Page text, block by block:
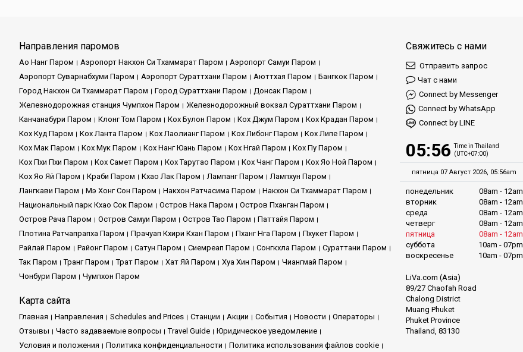
Направления паромов
Ао Нанг Паром Аэропорт Накхон Си Тхаммарат Паром
Аэропорт Самуи Паром
Аэропорт Суварнабхуми Паром
Аэропорт Сураттхани Паром Аюттхая Паром
Бангкок Паром
Город Накхон Си Тхаммарат Паром
Город Сураттхани Паром
Донсак Паром
Железнодорожная станция Чумпхон Паром
Железнодорожный вокзал Сураттхани Паром
Канчанабури Паром
Клонг Том Паром Кох Булон Паром Кох Джум Паром
Кох Крадан Паром
Кох Куд Паром
Кох Ланта Паром Кох Лаолианг Паром Кох Либонг Паром
Кох Липе Паром
Кох Мак Паром
Кох Мук Паром Кох Нанг Юань Паром Кох Нгай Паром
Кох Пу Паром
Кох Пхи Пхи Паром
Кох Самет Паром Кох Тарутао Паром Кох Чанг Паром
Кох Яо Ной Паром
Кох Яо Яй Паром
Краби Паром Кхао Лак Паром Лампанг Паром
Лампхун Паром
Лангкави Паром
Мэ Хонг Сон Паром Накхон Ратчасима Паром
Накхон Си Тхаммарат Паром
Национальный парк Кхао Сок Паром
Остров Нака Паром
Остров Пханган Паром
Остров Рача Паром
Остров Самуи Паром Остров Тао Паром
Паттайя Паром
Плотина Ратчапрапха Паром
Прачуап Кхири Кхан Паром Пханг Нга Паром
Пхукет Паром
Райлай Паром
Районг Паром Сатун Паром Сиемреап Паром Сонгкхла Паром
Сураттани Паром
Так Паром
Транг Паром Трат Паром Хат Яй Паром Хуа Хин Паром
Чиангмай Паром
Чонбури Паром
Чумпхон Паром
Карта сайта
Главная Направления Schedules and Prices Cтанции Акции События Новости
Операторы
Отзывы
Часто задаваемые вопросы Travel Guide
Юридическое уведомление
Условия и положения
Политика конфиденциальности Политика использования файлов cookie
Свяжитесь с нами
Отправить запрос
Чат с нами
Connect by Messenger
Connect by WhatsApp
Connect by LINE
05:56 Time in Thailand
(UTC+07:00)
пятница 07 Август 2026, 05:56am
понедельник
08am - 12am
вторник
08am - 12am
среда
08am - 12am
четверг
08am - 12am
пятница
08am - 12am
суббота
10am - 07pm
воскресенье
10am - 07pm
LiVa.com (Asia)
89/27 Chaofah Road
Chalong District
Muang Phuket
Phuket Province
Thailand, 83130